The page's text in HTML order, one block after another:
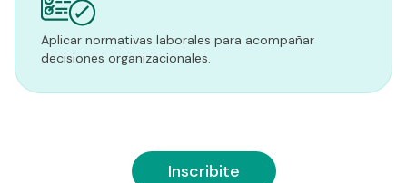
Aplicar normativas laborales para acompañar
decisiones organizacionales.
Inscribite